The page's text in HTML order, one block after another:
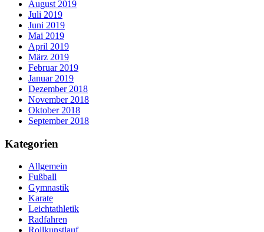
August 2019
Juli 2019
Juni 2019
Mai 2019
April 2019
März 2019
Februar 2019
Januar 2019
Dezember 2018
November 2018
Oktober 2018
September 2018
Kategorien
Allgemein
Fußball
Gymnastik
Karate
Leichtathletik
Radfahren